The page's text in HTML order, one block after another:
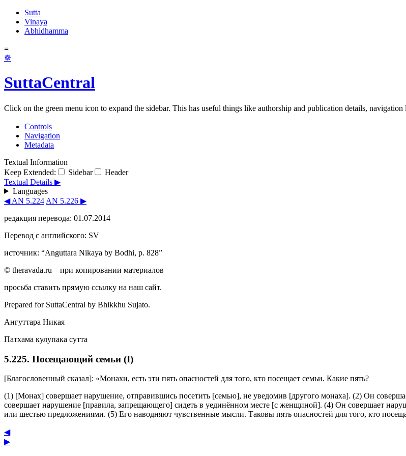
Sutta
Vinaya
Abhidhamma
≡
☸
SuttaCentral
Click on the green menu icon to expand the sidebar. This has useful things like authorship and publication details,
Controls
Navigation
Metadata
Textual Information
Keep Extended:
Sidebar
Header
Textual Details ▶
Languages
◀ AN 5.224 AN 5.226 ▶
редакция перевода: 01.07.2014
Перевод с английского: SV
источник: “Anguttara Nikaya by Bodhi, p. 828”
© theravada.ru—при копировании материалов
просьба ставить прямую ссылку на наш сайт.
Prepared for SuttaCentral by Bhikkhu Sujato.
Ангуттара Никая
Патхама кулупака сутта
5.225. Посещающий семьи (I)
[Благословенный сказал]: «Монахи, есть эти пять опасностей для того, кто посещает семьи. Какие пять?
(1) [Монах] совершает нарушение, отправившись посетить [семью], не уведомив [другого монаха]. (2) Он
совершает нарушение [правила, запрещающего] сидеть в уединённом месте [с женщиной]. (4) Он совершает
или шестью предложениями. (5) Его наводняют чувственные мысли. Таковы пять опасностей для того, кто
◀
▶